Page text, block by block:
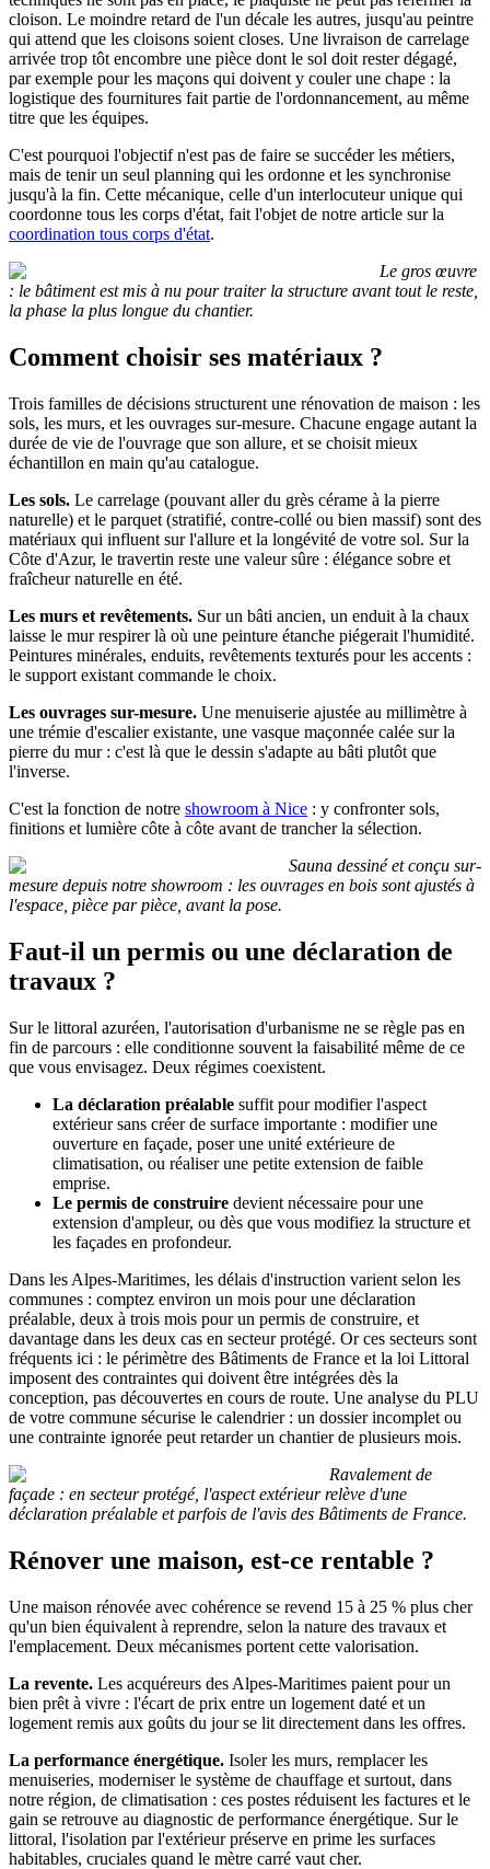
cloison. Le moindre retard de l'un décale les autres, jusqu'au peintre
qui attend que les cloisons soient closes. Une livraison de carrelage
arrivée trop tôt encombre une pièce dont le sol doit rester dégagé,
par exemple pour les maçons qui doivent y couler une chape : la
logistique des fournitures fait partie de l'ordonnancement, au même
titre que les équipes.
C'est pourquoi l'objectif n'est pas de faire se succéder les métiers,
mais de tenir un seul planning qui les ordonne et les synchronise
jusqu'à la fin. Cette mécanique, celle d'un interlocuteur unique qui
coordonne tous les corps d'état, fait l'objet de notre article sur la
coordination tous corps d'état.
Le gros œuvre
: le bâtiment est mis à nu pour traiter la structure avant tout le reste,
la phase la plus longue du chantier.
Comment choisir ses matériaux ?
Trois familles de décisions structurent une rénovation de maison : les
sols, les murs, et les ouvrages sur-mesure. Chacune engage autant la
durée de vie de l'ouvrage que son allure, et se choisit mieux
échantillon en main qu'au catalogue.
Les sols. Le carrelage (pouvant aller du grès cérame à la pierre
naturelle) et le parquet (stratifié, contre-collé ou bien massif) sont des
matériaux qui influent sur l'allure et la longévité de votre sol. Sur la
Côte d'Azur, le travertin reste une valeur sûre : élégance sobre et
fraîcheur naturelle en été.
Les murs et revêtements. Sur un bâti ancien, un enduit à la chaux
laisse le mur respirer là où une peinture étanche piégerait l'humidité.
Peintures minérales, enduits, revêtements texturés pour les accents :
le support existant commande le choix.
Les ouvrages sur-mesure. Une menuiserie ajustée au millimètre à
une trémie d'escalier existante, une vasque maçonnée calée sur la
pierre du mur : c'est là que le dessin s'adapte au bâti plutôt que
l'inverse.
C'est la fonction de notre showroom à Nice : y confronter sols,
finitions et lumière côte à côte avant de trancher la sélection.
Sauna dessiné et conçu sur-
mesure depuis notre showroom : les ouvrages en bois sont ajustés à
l'espace, pièce par pièce, avant la pose.
Faut-il un permis ou une déclaration de
travaux ?
Sur le littoral azuréen, l'autorisation d'urbanisme ne se règle pas en
fin de parcours : elle conditionne souvent la faisabilité même de ce
que vous envisagez. Deux régimes coexistent.
La déclaration préalable suffit pour modifier l'aspect
extérieur sans créer de surface importante : modifier une
ouverture en façade, poser une unité extérieure de
climatisation, ou réaliser une petite extension de faible
emprise.
Le permis de construire devient nécessaire pour une
extension d'ampleur, ou dès que vous modifiez la structure et
les façades en profondeur.
Dans les Alpes-Maritimes, les délais d'instruction varient selon les
communes : comptez environ un mois pour une déclaration
préalable, deux à trois mois pour un permis de construire, et
davantage dans les deux cas en secteur protégé. Or ces secteurs sont
fréquents ici : le périmètre des Bâtiments de France et la loi Littoral
imposent des contraintes qui doivent être intégrées dès la
conception, pas découvertes en cours de route. Une analyse du PLU
de votre commune sécurise le calendrier : un dossier incomplet ou
une contrainte ignorée peut retarder un chantier de plusieurs mois.
Ravalement de
façade : en secteur protégé, l'aspect extérieur relève d'une
déclaration préalable et parfois de l'avis des Bâtiments de France.
Rénover une maison, est-ce rentable ?
Une maison rénovée avec cohérence se revend 15 à 25 % plus cher
qu'un bien équivalent à reprendre, selon la nature des travaux et
l'emplacement. Deux mécanismes portent cette valorisation.
La revente. Les acquéreurs des Alpes-Maritimes paient pour un
bien prêt à vivre : l'écart de prix entre un logement daté et un
logement remis aux goûts du jour se lit directement dans les offres.
La performance énergétique. Isoler les murs, remplacer les
menuiseries, moderniser le système de chauffage et surtout, dans
notre région, de climatisation : ces postes réduisent les factures et le
gain se retrouve au diagnostic de performance énergétique. Sur le
littoral, l'isolation par l'extérieur préserve en prime les surfaces
habitables, cruciales quand le mètre carré vaut cher.